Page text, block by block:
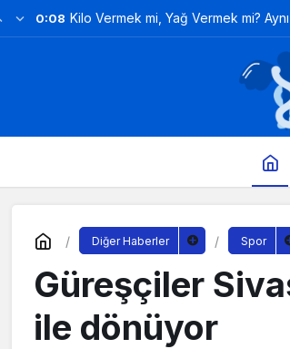
0:08 Kilo Vermek mi, Yağ Vermek mi?
Diğer Haberler Spor
Güreşçiler
ile dönüyor